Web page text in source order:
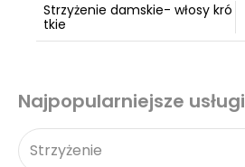
Strzyżenie damskie- włosy kró
tkie
Najpopularniejsze usługi
Strzyżenie